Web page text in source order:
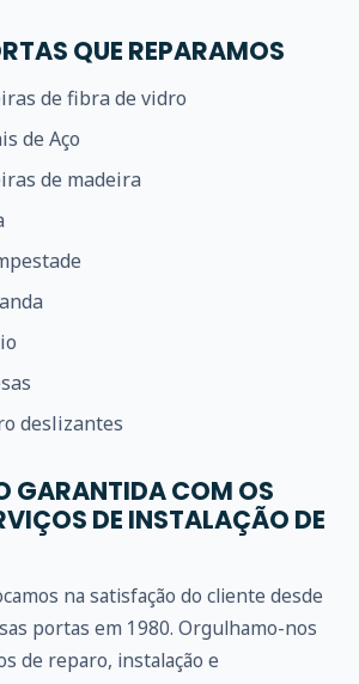
QUE REPARAMOS
de fibra de vidro
de Aço
de madeira
deslizantes
GARANTIDA COM OS
DE INSTALAÇÃO DE
na satisfação do cliente desde
portas em 1980. Orgulhamo-nos
de reparo, instalação e